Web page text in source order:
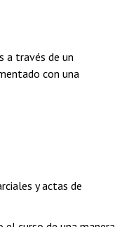
a través de un
con una
y actas de